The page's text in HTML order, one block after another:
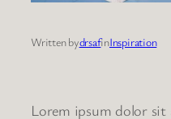
Written bydrsafinInspiration
Lorem ipsum dolor sit